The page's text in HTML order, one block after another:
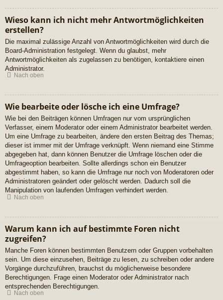
Wieso kann ich nicht mehr Antwortmöglichkeiten
erstellen?
Die maximal zulässige Anzahl von Antwortmöglichkeiten wird durch die
Board-Administration festgelegt. Wenn du glaubst, mehr
Antwortmöglichkeiten als zugelassen zu benötigen, kontaktiere einen
Administrator.
Nach oben
Wie bearbeite oder lösche ich eine Umfrage?
Wie bei den Beiträgen können Umfragen nur vom ursprünglichen
Verfasser, einem Moderator oder einem Administrator bearbeitet werden.
Um eine Umfrage zu bearbeiten, ändere den ersten Beitrag des Themas;
dieser ist immer mit der Umfrage verknüpft. Wenn niemand eine Stimme
abgegeben hat, dann können Benutzer die Umfrage löschen oder die
Umfrageoption bearbeiten. Sollte allerdings schon ein Benutzer
abgestimmt haben, so kann die Umfrage nur noch von Moderatoren oder
Administratoren geändert oder gelöscht werden. Dadurch soll die
Manipulation von laufenden Umfragen verhindert werden.
Nach oben
Warum kann ich auf bestimmte Foren nicht
zugreifen?
Manche Foren können bestimmten Benutzern oder Gruppen vorbehalten
sein. Um diese einzusehen, Beiträge zu lesen, zu schreiben oder andere
Vorgänge durchzuführen, brauchst du möglicherweise besondere
Berechtigungen. Frage einen Moderator oder Administrator nach
entsprechenden Berechtigungen.
Nach oben